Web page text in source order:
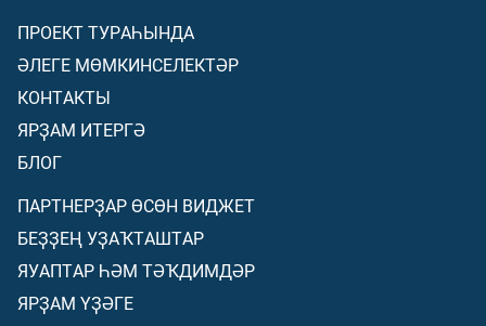
ПРОЕКТ ТУРАҺЫНДА
ӘЛЕГЕ МӨМКИНСЕЛЕКТӘР
КОНТАКТЫ
ЯРҘАМ ИТЕРГӘ
БЛОГ
ПАРТНЕРҘАР ӨСӨН ВИДЖЕТ
БЕҘҘЕҢ УҘАҠТАШТАР
ЯУАПТАР ҺӘМ ТӘҠДИМДӘР
ЯРҘАМ ҮҘӘГЕ